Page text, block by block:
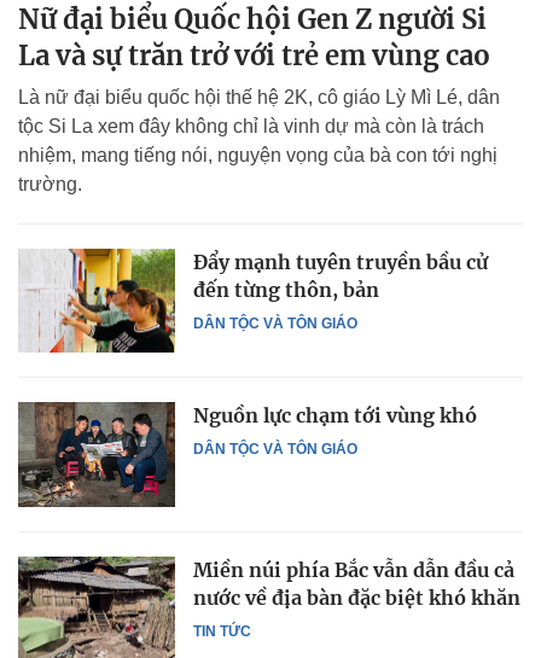
Nữ đại biểu Quốc hội Gen Z người Si
La và sự trăn trở với trẻ em vùng cao
Là nữ đại biểu quốc hội thế hệ 2K, cô giáo Lỳ Mì Lé, dân
tộc Si La xem đây không chỉ là vinh dự mà còn là trách
nhiệm, mang tiếng nói, nguyện vọng của bà con tới nghị
trường.
DÂN TỘC VÀ TÔN GIÁO
Đẩy mạnh tuyên truyền bầu cử
đến từng thôn, bản
DÂN TỘC VÀ TÔN GIÁO
Nguồn lực chạm tới vùng khó
TIN TỨC
Miền núi phía Bắc vẫn dẫn đầu cả
nước về địa bàn đặc biệt khó khăn